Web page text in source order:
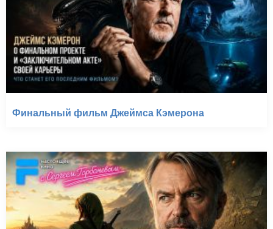
Финальный фильм Джеймса Кэмерона